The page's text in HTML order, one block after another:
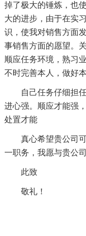
掉了极大的锤炼，也
大的进步，由于在实
识，使我对销售方面
事销售方面的愿望。
顺应任务环境，熟习
不时完善本人，做好
自己任务仔细担
进心强。顺应才能强
处置才能
真心希望贵公司
一职务，我愿与贵公
此致
敬礼！